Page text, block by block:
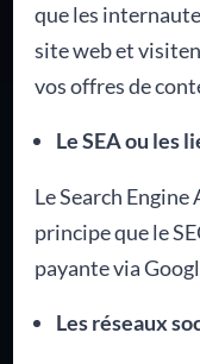
que les
site web et
vos offres de
Le SEA ou les
Le Search
principe que le
payante via
Les réseaux